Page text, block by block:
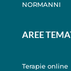
NORMANNI
AREE
Terapie online